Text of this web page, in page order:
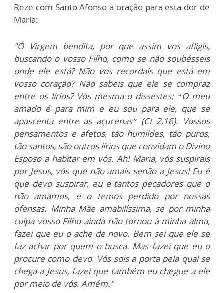
Reze com Santo Afonso a oração para esta dor de
Maria:
"Ó Virgem bendita, por que assim vos afligis,
buscando o vosso Filho, como se não soubésseis
onde ele está? Não vos recordais que está em
vosso coração? Não sabeis que ele se compraz
entre os lírios? Vós mesma o dissestes: “O meu
amado é para mim e eu sou para ele, que se
apascenta entre as açucenas” (Ct 2,16). Vossos
pensamentos e afetos, tão humildes, tão puros,
tão santos, são outros lírios que convidam o Divino
Esposo a habitar em vós. Ah! Maria, vós suspirais
por Jesus, vós que não amais senão a Jesus! Eu é
que devo suspirar, eu e tantos pecadores que o
não amamos, e o temos perdido por nossas
ofensas. Minha Mãe amabilíssima, se por minha
culpa vosso Filho ainda não tornou à minha alma,
fazei que eu o ache de novo. Bem sei que ele se
faz achar por quem o busca. Mas fazei que eu o
procure como devo. Vós sois a porta pela qual se
chega a Jesus, fazei que também eu chegue a ele
por meio de vós. Amém."